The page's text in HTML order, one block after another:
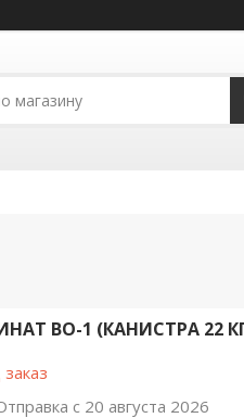
ВО-1 (КАНИСТРА 22
с 20 августа 2026